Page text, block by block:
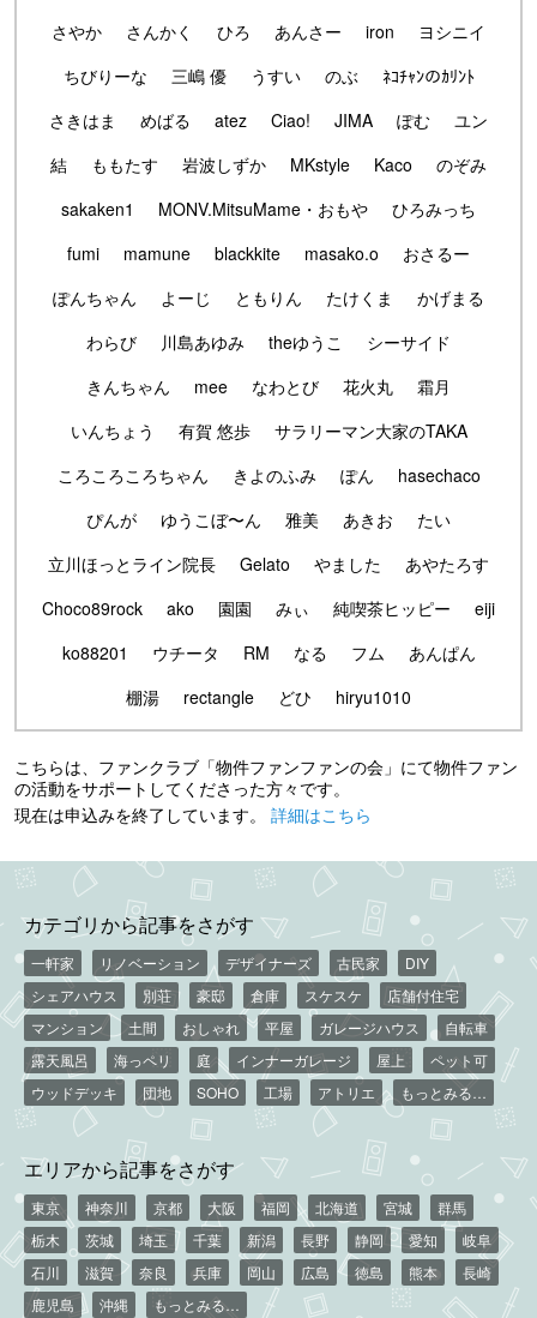
さやか
さんかく ひろ あんさー iron
ヨシニイ
ちびりーな
三嶋 優 うすい のぶ
ﾈｺﾁｬﾝのｶﾘﾝﾄ
さきはま
めばる atez Ciao! JIMA ぽむ
ユン
結
ももたす 岩波しずか MKstyle Kaco
のぞみ
sakaken1
MONV.MitsuMame・おもや
ひろみっち
fumi
mamune blackkite masako.o
おさるー
ぽんちゃん
よーじ ともりん たけくま
かげまる
わらび
川島あゆみ theゆうこ
シーサイド
きんちゃん
mee なわとび 花火丸
霜月
いんちょう
有賀 悠歩
サラリーマン大家のTAKA
ころころころちゃん
きよのふみ ぽん
hasechaco
ぴんが
ゆうこぼ〜ん 雅美 あきお
たい
立川ほっとライン院長
Gelato やました
あやたろす
Choco89rock
ako 園園 みぃ 純喫茶ヒッピー
eiji
ko88201
ウチータ RM なる フム
あんぱん
棚湯
rectangle どひ hiryu1010
こちらは、ファンクラブ「物件ファンファンの会」にて物件ファン
の活動をサポートしてくださった方々です。
現在は申込みを終了しています。 詳細はこちら
カテゴリから記事をさがす
一軒家 リノベーション デザイナーズ 古民家
DIY
シェアハウス
別荘 豪邸 倉庫 スケスケ
店舗付住宅
マンション
土間 おしゃれ 平屋 ガレージハウス
自転車
露天風呂
海っペリ 庭 インナーガレージ 屋上
ペット可
ウッドデッキ
団地 SOHO 工場 アトリエ もっとみる…
エリアから記事をさがす
東京 神奈川 京都 大阪 福岡 北海道 宮城
群馬
栃木
茨城 埼玉 千葉 新潟 長野 静岡 愛知
岐阜
石川
滋賀 奈良 兵庫 岡山 広島 徳島 熊本
長崎
鹿児島
沖縄 もっとみる…